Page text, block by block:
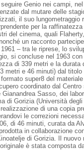
Genio nei campi,
dal mutare delle
il suo
per la
del cinema, quali
un racconto
– tra le riprese, lo
si concluse nel 1963
di 339 metri e la
metri e 46 minuti) dal titolo
super8 del
coordinato dal
Sasso, dei
di Gorizia (Università
di una copia
le correzioni
di 46 minuti, curata da
in collaborazione
di Gorizia. Il
è stata composta